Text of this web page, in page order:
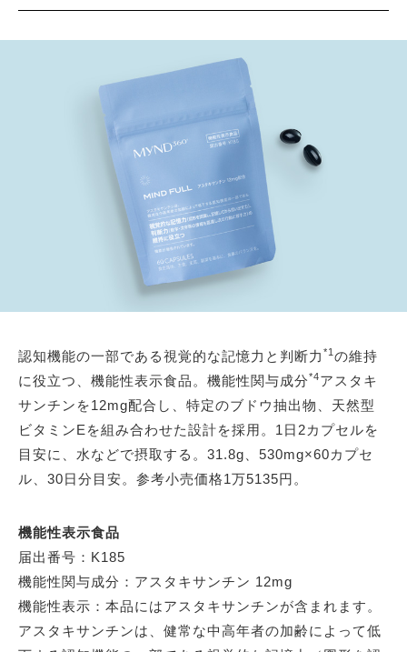
認知機能の一部である視覚的な記憶力と判断力 *1 の維持
に役立つ、機能性表示食品。機能性関与成分*4アスタキ
サンチンを12mg配合し、特定のブドウ抽出物、天然型
ビタミンEを組み合わせた設計を採用。1日2カプセルを
目安に、水などで摂取する。31.8g、530mg×60カプセ
ル、30日分目安。参考小売価格1万5135円。
機能性表示食品
届出番号：K185
機能性関与成分：アスタキサンチン 12mg
機能性表示：本品にはアスタキサンチンが含まれます。
アスタキサンチンは、健常な中高年者の加齢によって低